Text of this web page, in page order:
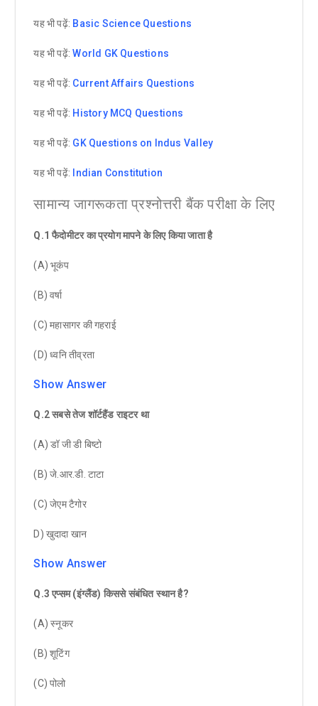
यह भी पढ़ें: Basic Science Questions
यह भी पढ़ें:World GK Questions
यह भी पढ़ें: Current Affairs Questions
यह भी पढ़ें: History MCQ Questions
यह भी पढ़ें: GK Questions on Indus Valley
यह भी पढ़ें: Indian Constitution
सामान्य जागरूकता प्रश्नोत्तरी बैंक परीक्षा के लिए
Q.1 फैदोमीटर का प्रयोग मापने के लिए किया जाता है
(A) भूकंप
(B) वर्षा
(C) महासागर की गहराई
(D) ध्वनि तीव्रता
Show Answer
Q.2 सबसे तेज शॉर्टहैंड राइटर था
(A) डॉ जी डी बिष्टो
(B) जे.आर.डी. टाटा
(C) जेएम टैगोर
D) खुदादा खान
Show Answer
Q.3 एप्सम (इंग्लैंड) किससे संबंधित स्थान है?
(A) स्नूकर
(B) शूटिंग
(C) पोलो